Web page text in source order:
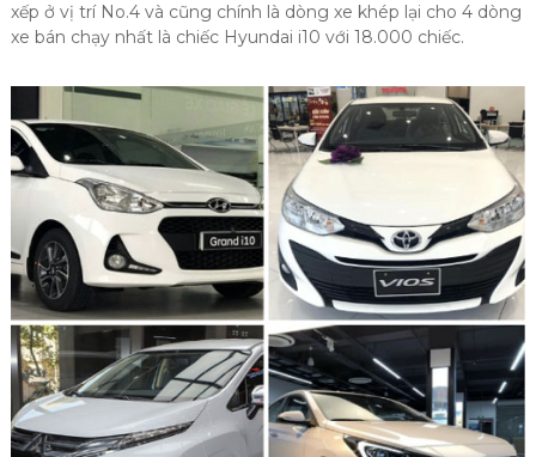
xếp ở vị trí No.4 và cũng chính là dòng xe khép lại cho 4 dòng
xe bán chạy nhất là chiếc Hyundai i10 với 18.000 chiếc.